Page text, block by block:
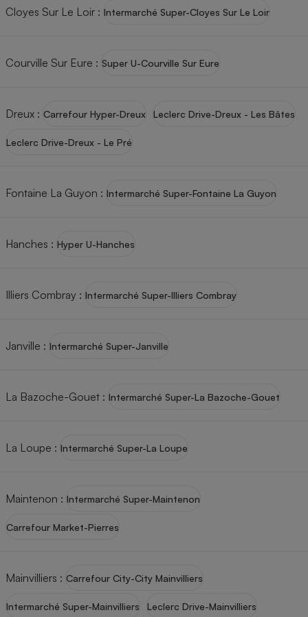
Cloyes Sur Le Loir : Intermarché Super-Cloyes Sur Le Loir
Courville Sur Eure : Super U-Courville Sur Eure
Dreux : Carrefour Hyper-Dreux Leclerc Drive-Dreux - Les Bâtes
Leclerc Drive-Dreux - Le Pré
Fontaine La Guyon : Intermarché Super-Fontaine La Guyon
Hanches : Hyper U-Hanches
Illiers Combray : Intermarché Super-Illiers Combray
Janville : Intermarché Super-Janville
La Bazoche-Gouet : Intermarché Super-La Bazoche-Gouet
La Loupe : Intermarché Super-La Loupe
Maintenon : Intermarché Super-Maintenon
Carrefour Market-Pierres
Mainvilliers : Carrefour City-City Mainvilliers
Intermarché Super-Mainvilliers Leclerc Drive-Mainvilliers